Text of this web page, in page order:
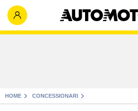
HOME CONCESSIONARI